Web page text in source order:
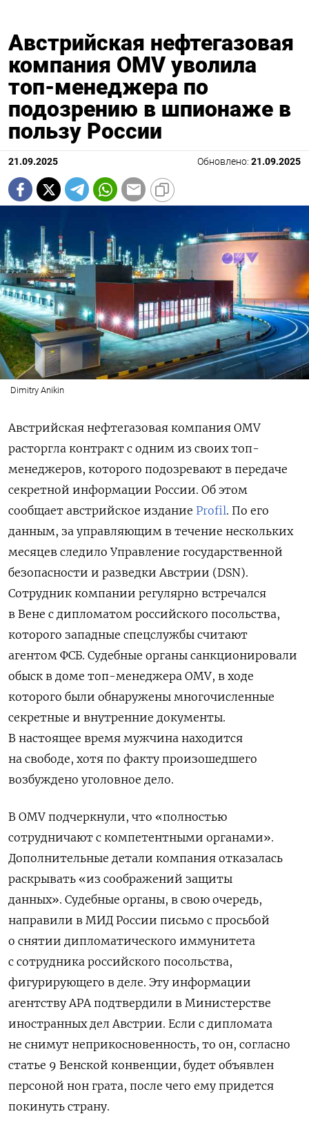
Австрийская нефтегазовая
компания OMV уволила
топ-менеджера по
подозрению в шпионаже в
пользу России
21.09.2025 Обновлено: 21.09.2025
Dimitry Anikin
Австрийская нефтегазовая компания OMV
расторгла контракт с одним из своих топ-
менеджеров, которого подозревают в передаче
секретной информации России. Об этом
сообщает австрийское издание Profil. По его
данным, за управляющим в течение нескольких
месяцев следило Управление государственной
безопасности и разведки Австрии (DSN).
Сотрудник компании регулярно встречался
в Вене с дипломатом российского посольства,
которого западные спецслужбы считают
агентом ФСБ. Судебные органы санкционировали
обыск в доме топ-менеджера OMV, в ходе
которого были обнаружены многочисленные
секретные и внутренние документы.
В настоящее время мужчина находится
на свободе, хотя по факту произошедшего
возбуждено уголовное дело.
В OMV подчеркнули, что «полностью
сотрудничают с компетентными органами».
Дополнительные детали компания отказалась
раскрывать «из соображений защиты
данных». Судебные органы, в свою очередь,
направили в МИД России письмо с просьбой
о снятии дипломатического иммунитета
с сотрудника российского посольства,
фигурирующего в деле. Эту информации
агентству APA подтвердили в Министерстве
иностранных дел Австрии. Если с дипломата
не снимут неприкосновенность, то он, согласно
статье 9 Венской конвенции, будет объявлен
персоной нон грата, после чего ему придется
покинуть страну.